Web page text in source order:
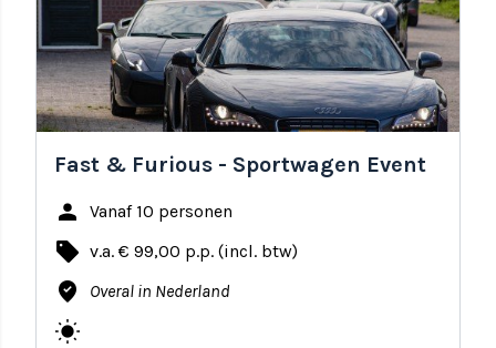
Fast & Furious - Sportwagen Event
person Vanaf 10 personen
local_offer v.a. € 99,00 p.p. (incl. btw)
where_to_vote Overal in Nederland
wb_sunny